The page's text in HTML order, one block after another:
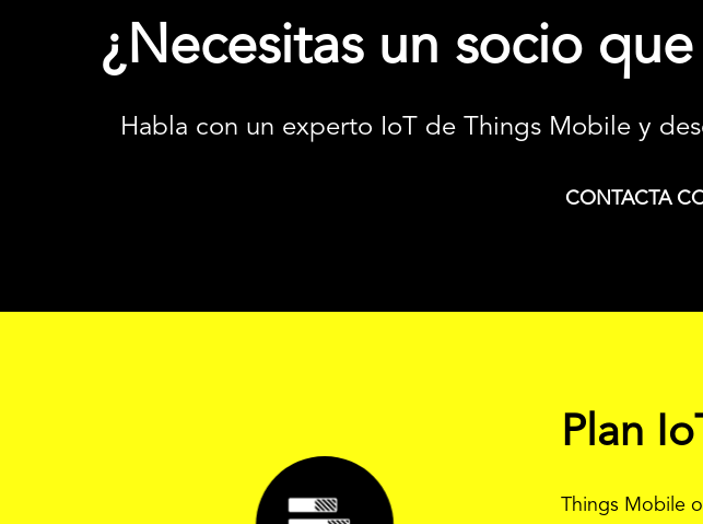
¿Necesitas un socio
Habla con un experto IoT de Things Mobile y
CONTACTA
Plan
Things Mobile